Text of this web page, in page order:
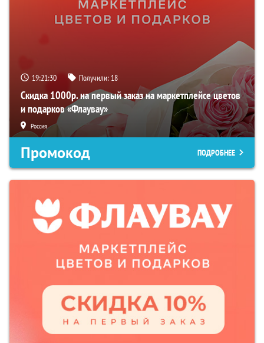
19:21:29 Получили: 18
Скидка 1000р. на первый заказ на маркетплейсе цветов
и подарков «Флаувау»
Россия
Промокод ПОДРОБНЕЕ